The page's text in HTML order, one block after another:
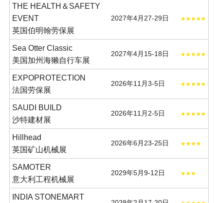
THE HEALTH＆SAFETY
EVENT
英国伯明翰劳保展
2027年4月27-29日
Sea Otter Classic
美国加州海獭自行车展
2027年4月15-18日
EXPOPROTECTION
法国劳保展
2026年11月3-5日
SAUDI BUILD
沙特建材展
2026年11月2-5日
Hillhead
英国矿山机械展
2026年6月23-25日
SAMOTER
意大利工程机械展
2029年5月9-12日
INDIA STONEMART